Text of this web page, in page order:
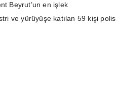
Beyrut’un en işlek
ve yürüyüşe katılan 59 kişi polis